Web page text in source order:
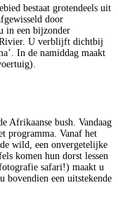
bestaat grotendeels uit
door
in een bijzonder
Rivier. U verblijft dichtbij
In de namiddag maakt
Afrikaanse bush. Vandaag
programma. Vanaf het
wild, een onvergetelijke
komen hun dorst lessen
safari!) maakt u
bovendien een uitstekende